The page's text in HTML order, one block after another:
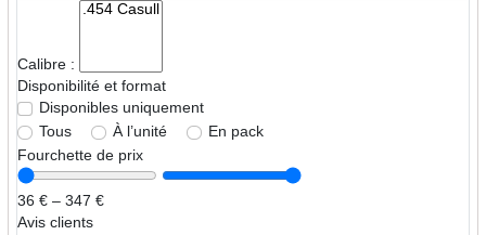
Calibre :
Disponibilité et format
Disponibles uniquement
Tous
À l’unité
En pack
Fourchette de prix
36 € – 347 €
Avis clients